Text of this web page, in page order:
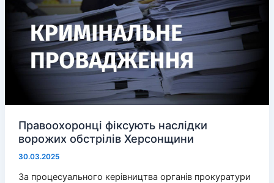
Правоохоронці фіксують наслідки
ворожих обстрілів Херсонщини
30.03.2025
За процесуального керівництва органів прокуратури